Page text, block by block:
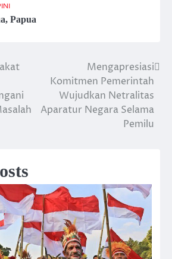
, Papua
Mengapresiasi
Komitmen Pemerintah
Wujudkan Netralitas
Aparatur Negara Selama
Pemilu